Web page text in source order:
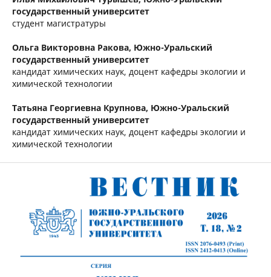
государственный университет
студент магистратуры
Ольга Викторовна Ракова, Южно-Уральский
государственный университет
кандидат химических наук, доцент кафедры экологии и
химической технологии
Татьяна Георгиевна Крупнова, Южно-Уральский
государственный университет
кандидат химических наук, доцент кафедры экологии и
химической технологии